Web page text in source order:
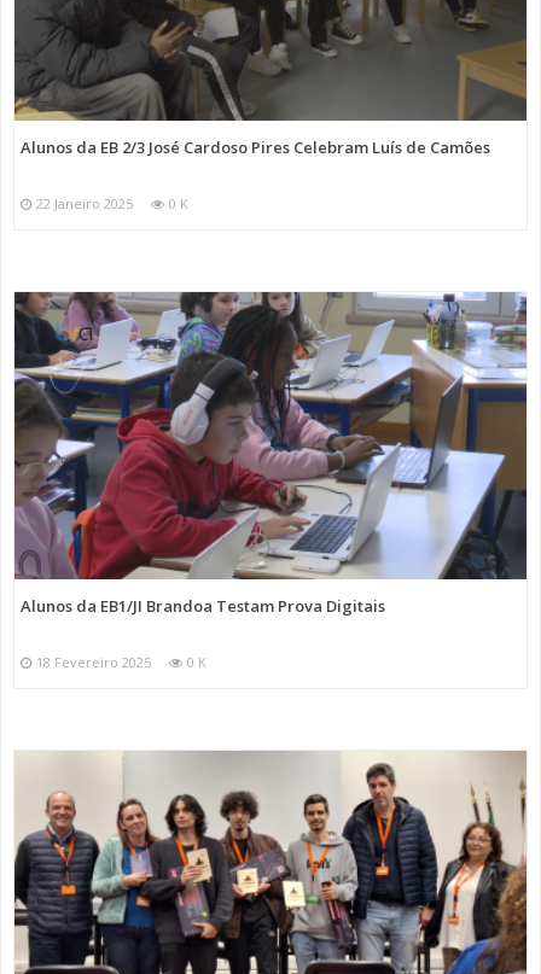
Alunos da EB 2/3 José Cardoso Pires Celebram Luís de Camões
22 Janeiro 2025 0 K
Alunos da EB1/JI Brandoa Testam Prova Digitais
18 Fevereiro 2025 0 K